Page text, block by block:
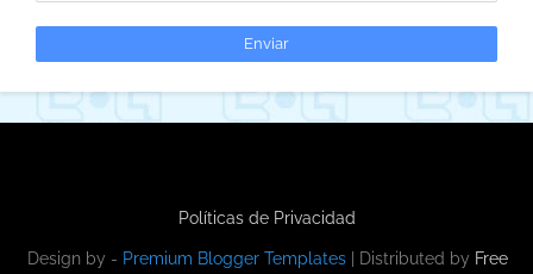
Design by - Premium Blogger Templates| Distributed by Free
Políticas de Privacidad